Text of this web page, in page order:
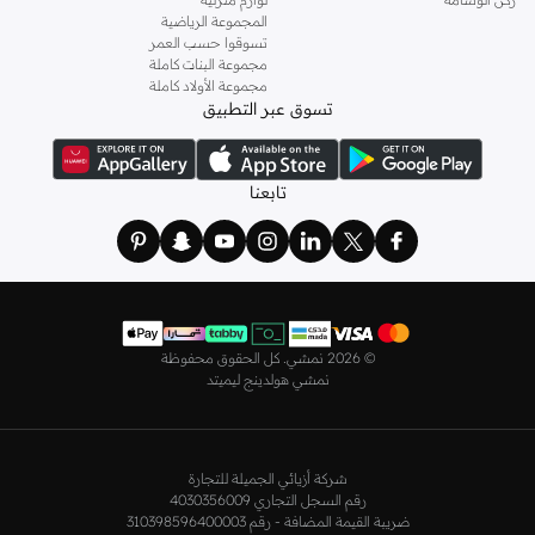
المناسب لمزيد من الراحة والأناقة.
! اختاري من مجموعتنا قطعًا أنثوية مثل
، أو اقتني العبوات الاقتصادية التي تحتوي على كافة القطع الأساسية.
مريحة، بما في ذلك قمصان النوم والبيجامات من علامات
نعوميوغيرها.
استعدي لأجواء الصيف مع مجموعتنا من ملابس السباحة التي تضم كل ما تحتاجينه،
مستلزمات الشاطئ أو المسبح.
من علامات رائدة مثلتمبرلاندو لاكوست وغانتوجيوردانووغيرها، لتكون دائمًا في أبهى
صورة سواء كنت متوجهاً إلى عملك أو تقضي عطلة نهاية الأسبوع برفقة أصدقائك
ستجد لدينا في مجموعة التيشيرتات والقمصان كل ما تحتاجه مع مجموعة متنوعة من
وفي نزهاتك مع أصدقائك. واطلع على الكنزات والهوديز و
وألوان متعددة لتكون بكامل أناقتك في كافة المناسبات.
المجموعة الرياضية
تسوقوا حسب العمر
مجموعة البنات كاملة
مجموعة الأولاد كاملة
تسوق عبر التطبيق
تابعنا
© 2026 نمشي. كل الحقوق محفوظة
نمشي هولدينج ليميتد
شركة أزيائي الجميلة للتجارة
رقم السجل التجاري 4030356009
ضريبة القيمة المضافة - رقم 310398596400003